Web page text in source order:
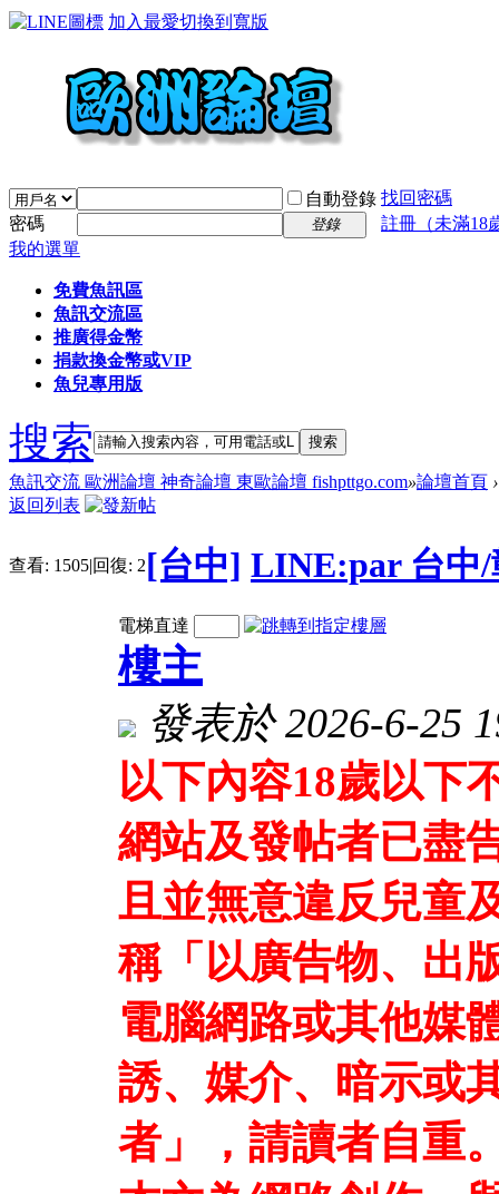
加入最愛切換到寬版
自動登錄 找回密碼
密碼
登錄
註冊（未滿18
我的選單
免費魚訊區
魚訊交流區
推廣得金幣
捐款換金幣或VIP
魚兒專用版
搜索 搜索
魚訊交流 歐洲論壇 神奇論壇 東歐論壇 fishpttgo.com»論壇首頁 ›
返回列表
查看: 1505|回復: 2[台中] LINE:par 台中/
電梯直達
樓主
發表於 2026-6-25
以下內容18歲以下
網站及發帖者已盡
且並無意違反兒童
稱「以廣告物、出
電腦網路或其他媒
誘、媒介、暗示或
者」，請讀者自重